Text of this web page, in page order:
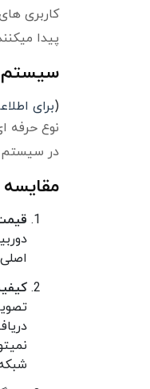
کاربری
پیدا
سیستم
(برای
نوع حرفه
در سیستم
مقایسه
شبکه